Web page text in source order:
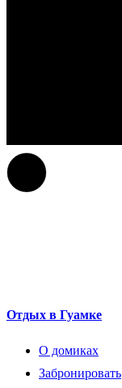
Отдых в Гуамке
О домиках
Забронировать